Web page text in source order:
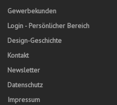
Gewerbekunden
Login - Persönlicher Bereich
Design-Geschichte
Kontakt
Newsletter
Datenschutz
Impressum